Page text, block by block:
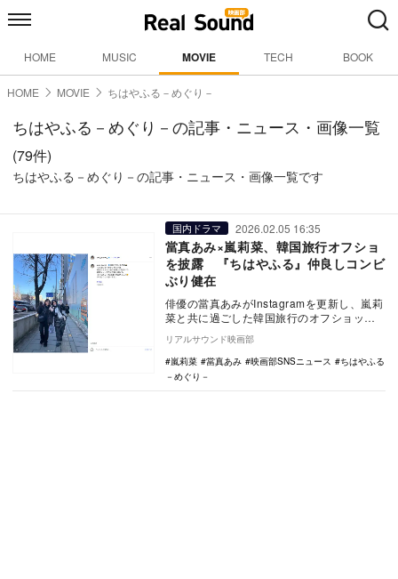
HOME MUSIC MOVIE TECH BOOK
HOME MOVIE ちはやふる－めぐり－
ちはやふる－めぐり－の記事・ニュース・画像一覧
(79件)
ちはやふる－めぐり－の記事・ニュース・画像一覧です
国内ドラマ 2026.02.05 16:35
當真あみ×嵐莉菜、韓国旅行オフショ
を披露 『ちはやふる』仲良しコンビ
ぶり健在
俳優の當真あみがInstagramを更新し、嵐莉
菜と共に過ごした韓国旅行のオフショット
を公開した。 投稿された写真には2人で…
リアルサウンド映画部
嵐莉菜
當真あみ 映画部SNSニュース
ちはやふる
－めぐり－